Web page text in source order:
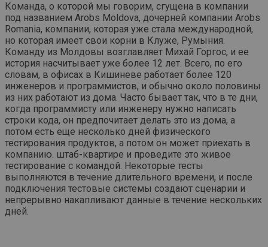
Команда, о которой мы говорим, сгущена в компании
под названием Arobs Moldova, дочерней компании Arobs
Romania, компании, которая уже стала международной,
но которая имеет свои корни в Клуже, Румыния.
Команду из Молдовы возглавляет Михай Горгос, и ее
история насчитывает уже более 12 лет. Всего, по его
словам, в офисах в Кишиневе работает более 120
инженеров и программистов, и обычно около половины
из них работают из дома. Часто бывает так, что в те дни,
когда программисту или инженеру нужно написать
строки кода, он предпочитает делать это из дома, а
потом есть еще несколько дней физического
тестирования продуктов, а потом он может приехать в
компанию. штаб-квартире и проведите это живое
тестирование с командой. Некоторые тесты
выполняются в течение длительного времени, и после
подключения тестовые системы создают сценарии и
непрерывно накапливают данные в течение нескольких
дней.